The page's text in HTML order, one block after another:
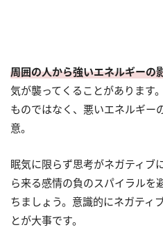
周囲の人から強いエネルギーの
気が襲ってくることがあります
ものではなく、悪いエネルギー
意。
眠気に限らず思考がネガティブ
ら来る感情の負のスパイラルを
ちましょう。意識的にネガティ
とが大事です。